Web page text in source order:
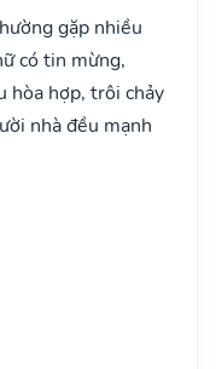
gặp nhiều
có tin mừng,
hòa hợp, trôi chảy
nhà đều mạnh